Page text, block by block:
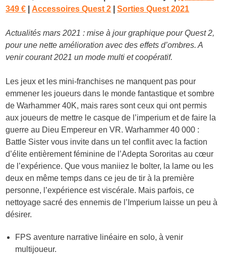
349 €
Accessoires Quest 2 |Sorties Quest 2021
Actualités mars 2021 : mise à jour graphique pour Quest 2,
pour une nette amélioration avec des effets d’ombres. A
venir courant 2021 un mode multi et coopératif.
Les jeux et les mini-franchises ne manquent pas pour
emmener les joueurs dans le monde fantastique et sombre
de Warhammer 40K, mais rares sont ceux qui ont permis
aux joueurs de mettre le casque de l’imperium et de faire la
guerre au Dieu Empereur en VR. Warhammer 40 000 :
Battle Sister vous invite dans un tel conflit avec la faction
d’élite entièrement féminine de l’Adepta Sororitas au cœur
de l’expérience. Que vous maniiez le bolter, la lame ou les
deux en même temps dans ce jeu de tir à la première
personne, l’expérience est viscérale. Mais parfois, ce
nettoyage sacré des ennemis de l’Imperium laisse un peu à
désirer.
FPS aventure narrative linéaire en solo, à venir
multijoueur.